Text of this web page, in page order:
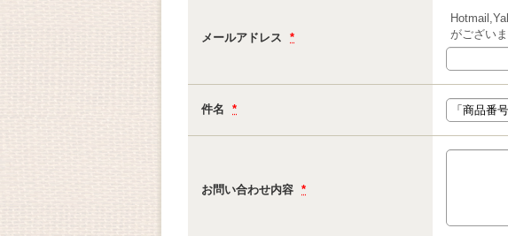
メールアドレス *
がござい
件名 *
お問い合わせ内容 *